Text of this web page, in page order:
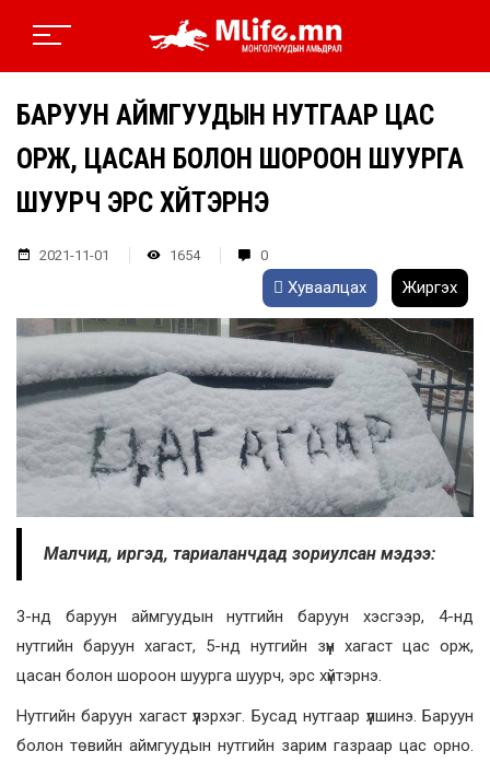
БАРУУН АЙМГУУДЫН НУТГААР ЦАС
ОРЖ, ЦАСАН БОЛОН ШОРООН ШУУРГА
ШУУРЧ ЭРС ХҮЙТЭРНЭ
2021-11-01 1654 0
Хуваалцах Жиргэх
Малч­ид, иргэд, тариаланчдад зориулсан мэдээ:
3-нд баруун аймгуудын нутгийн баруун хэсгээр, 4-нд
нутгийн баруун хагаст, 5-нд нутгийн зүүн хагаст цас орж,
цасан болон шороон шуурга шуурч, эрс хүйтэрнэ.
Нутгийн баруун хагаст үүлэрхэг. Бусад нутгаар үүлшинэ. Баруун
болон төвийн аймгуудын нутгийн зарим газраар цас орно.